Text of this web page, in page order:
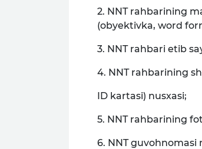
2. NNT rahbarining
(obyektivka, word
3. NNT rahbari etib
4. NNT rahbarining
ID kartasi) nusxasi;
5. NNT rahbarining
6. NNT guvohnomasi